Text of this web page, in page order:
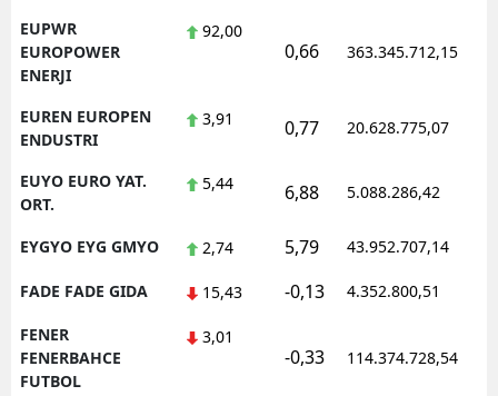
EUPWR
EUROPOWER
ENERJI
92,00
0,66 363.345.712,15
EUREN EUROPEN
ENDUSTRI
3,91 0,77 20.628.775,07
EUYO EURO YAT.
ORT.
5,44 6,88 5.088.286,42
EYGYO EYG GMYO 2,74 5,79 43.952.707,14
FADE FADE GIDA 15,43 -0,13 4.352.800,51
FENER
FENERBAHCE
FUTBOL
3,01
-0,33 114.374.728,54